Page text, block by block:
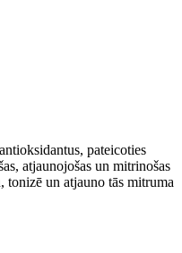
pateicoties
atjaunojošas un mitrinošas
tonizē un atjauno tās mitruma